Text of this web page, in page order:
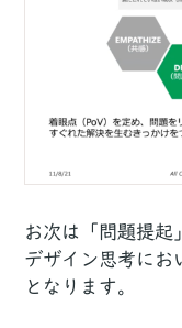
お次は「問題提起
デザイン思考にお
となります。